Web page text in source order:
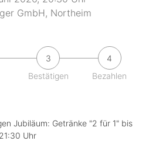
GmbH, Northeim
3
Bestätigen
4
Bezahlen
Jubiläum: Getränke "2 für 1" bis
21:30 Uhr